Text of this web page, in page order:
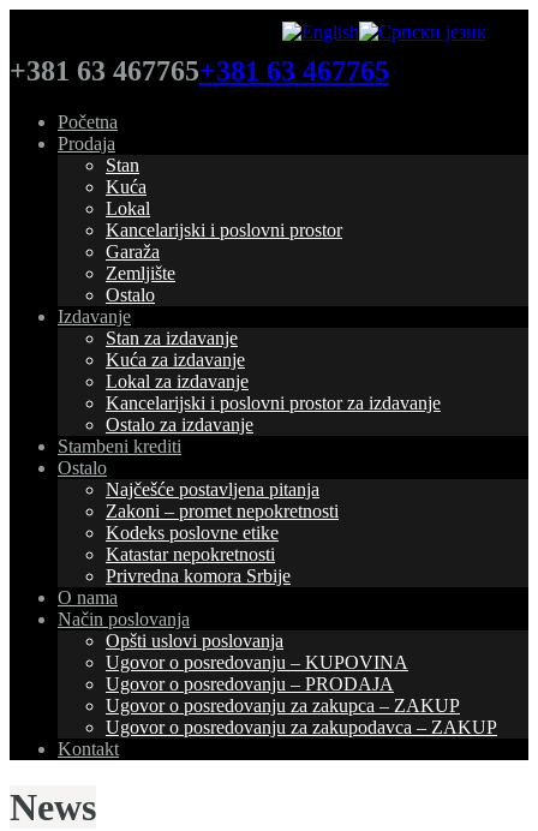
+381 63 467765+381 63 467765
Početna
Prodaja
Stan
Kuća
Lokal
Kancelarijski i poslovni prostor
Garaža
Zemljište
Ostalo
Izdavanje
Stan za izdavanje
Kuća za izdavanje
Lokal za izdavanje
Kancelarijski i poslovni prostor za izdavanje
Ostalo za izdavanje
Stambeni krediti
Ostalo
Najčešće postavljena pitanja
Zakoni – promet nepokretnosti
Kodeks poslovne etike
Katastar nepokretnosti
Privredna komora Srbije
O nama
Način poslovanja
Opšti uslovi poslovanja
Ugovor o posredovanju – KUPOVINA
Ugovor o posredovanju – PRODAJA
Ugovor o posredovanju za zakupca – ZAKUP
Ugovor o posredovanju za zakupodavca – ZAKUP
Kontakt
News